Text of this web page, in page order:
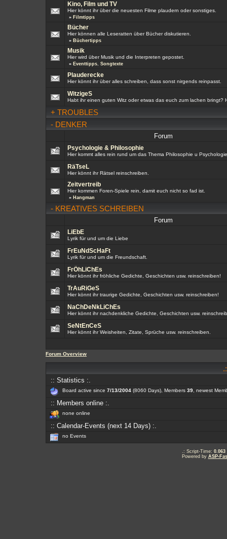
Kino, Film und TV
Hier könnt ihr über die neuesten Filme plaudern oder sonstiges.
» Filmtipps
Bücher
Hier können alle Leseratten über Bücher diskutieren.
» Büchertipps
Musik
Hier wird über Musik und die Interpreten gepostet.
» Eventtipps, Songtexte
Plauderecke
Hier könnt ihr über alles schreiben, dass sonst nirgends reinpasst.
WitzigeS
Habt ihr einen guten Witz oder etwas das euch zum lachen bringt?
+ TROUBLES
- DENKER
Forum
Psychologie & Philosophie
Hier kommt alles rein rund um das Thema Philosophie u
RäTseL
Hier könnt ihr Rätsel reinschreiben.
Zeitvertreib
Hier kommen Foren-Spiele rein, damit euch nicht so fad ist.
» Hangman
- KREATIVES SCHREIBEN
Forum
LiEbE
Lyrik für und um die Liebe
FrEuNdScHaFt
Lyrik für und um die Freundschaft.
FrÖhLiChEs
Hier könnt ihr fröhliche Gedichte, Geschichten usw. reinschreiben!
TrAuRiGeS
Hier könnt ihr traurige Gedichte, Geschichten usw. reinschreiben!
NaChDeNkLiChEs
Hier könnt ihr nachdenkliche Gedichte, Geschichten usw.
SeNtEnCeS
Hier könnt ihr Weisheiten, Zitate, Sprüche usw. reinschreiben.
Forum Overview
:: Statistics :.
Board active since 7/13/2004 (8060 Days), Members 39 , newest
:: Members online :.
none online
:: Calendar-Events (next 14 Days) :.
no Events
.: Script-Time: 0.063
Powered by ASP-